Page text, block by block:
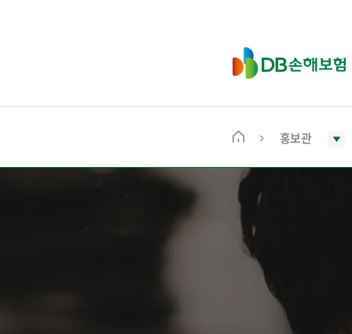
D
B
보
메
화
면
로
이
홍보관